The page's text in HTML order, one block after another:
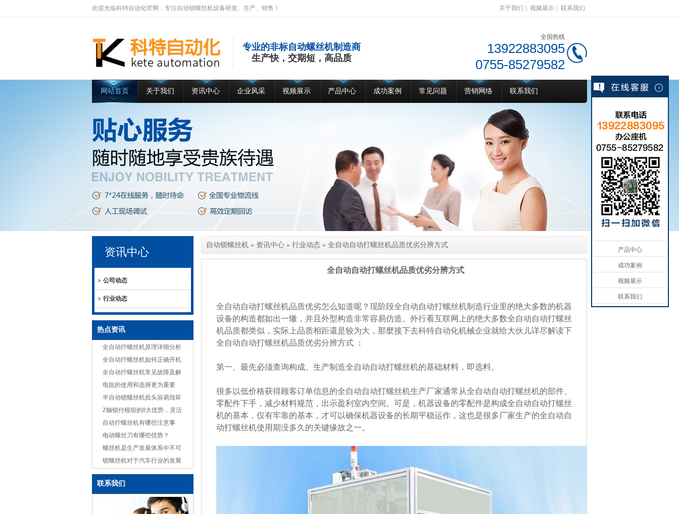
欢迎光临科特自动化官网，专注自动锁螺丝机设备研发、生产、销售！ 关于我们 视频展示 联系我们
专业的非标自动螺丝机制造商
生产快，交期短，高品质
全国热线
13922883095
0755-85279582
网站首页 关于我们 资讯中心 企业风采 视频展示 产品中心 成功案例 常见问题 营销网络 联系我们
资讯中心
公司动态
行业动态
热点资讯
全自动拧螺丝机原理详细分析
全自动拧螺丝机如何正确开机
全自动拧螺丝机常见故障及解
决方案
电批的使用和选择更为重要
半自动锁螺丝机批头容易毁坏
的原因
Z轴锁付模组的8大优势，灵活
适应多种产品
自动拧螺丝机有哪些注意事
项？
电动螺丝刀有哪些优势？
螺丝机是生产发展体系中不可
或缺的机械设备
锁螺丝机对于汽车行业的发展
联系我们
自动锁螺丝机 » 资讯中心 » 行业动态 » 全自动自动打螺丝机品质优劣分辨方式
全自动自动打螺丝机品质优劣分辨方式
全自动自动打螺丝机品质优劣怎么知道呢？现阶段全自动自动打螺丝机制造行业里的绝大多数的机器
设备的构造都如出一辙，并且外型构造非常容易仿造。外行看互联网上的绝大多数全自动自动打螺丝
机品质都类似，实际上品质相距還是较为大，那麼接下去科特自动化机械企业就给大伙儿详尽解读下
全自动自动打螺丝机品质优劣分辨方式 ：
第一、最先必须查询构成、生产制造全自动自动打螺丝机的基础材料，即选料。
很多以低价格获得顾客订单信息的全自动自动打螺丝机生产厂家通常从全自动自动打螺丝机的部件、
零配件下手，减少材料规范，出示盈利室内空间。可是，机器设备的零配件是构成全自动自动打螺丝
机的基本，仅有牢靠的基本，才可以确保机器设备的长期平稳运作，这也是很多厂家生产的全自动自
动打螺丝机使用期没多久的关键缘故之一。
产品中心
成功案例
视频展示
联系我们